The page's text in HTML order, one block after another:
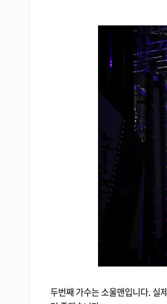
두번째 가수는 소울맨입니다. 실